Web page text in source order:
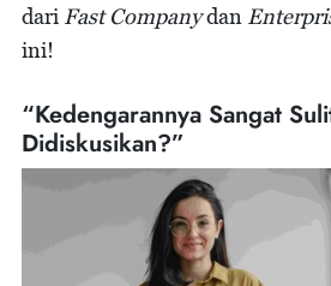
dari Fast Companydan
ini!
“Kedengarannya Sangat
Didiskusikan?”